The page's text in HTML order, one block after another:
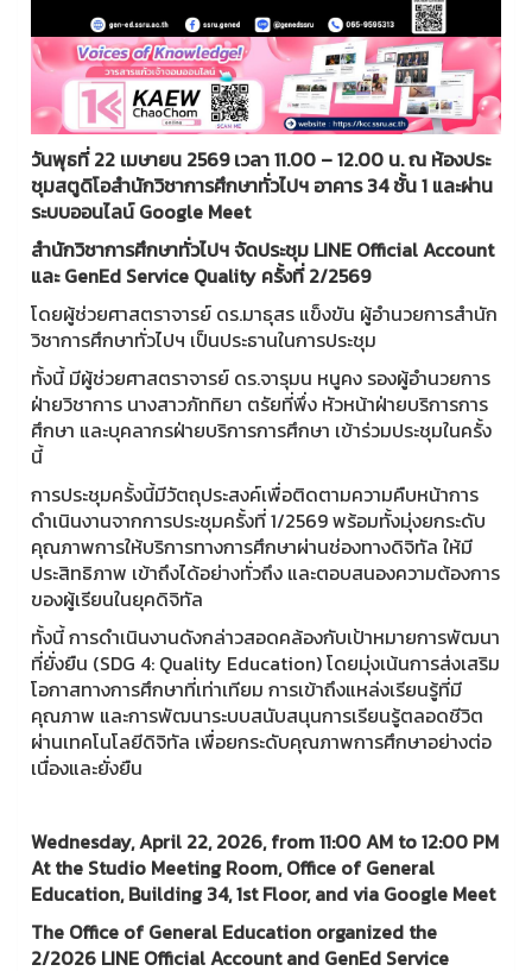
วันพุธที่ 22 เมษายน 2569 เวลา 11.00 – 12.00 น. ณ ห้องประ
ชุมสตูดิโอสำนักวิชาการศึกษาทั่วไปฯ อาคาร 34 ชั้น 1 และผ่าน
ระบบออนไลน์ Google Meet
สำนักวิชาการศึกษาทั่วไปฯ จัดประชุม LINE Official Account
และ GenEd Service Quality ครั้งที่ 2/2569
โดยผู้ช่วยศาสตราจารย์ ดร.มาธุสร แข็งขัน ผู้อำนวยการสำนัก
วิชาการศึกษาทั่วไปฯ เป็นประธานในการประชุม
ทั้งนี้ มีผู้ช่วยศาสตราจารย์ ดร.จารุมน หนูคง รองผู้อำนวยการ
ฝ่ายวิชาการ นางสาวภัททิยา ตรัยที่พึ่ง หัวหน้าฝ่ายบริการการ
ศึกษา และบุคลากรฝ่ายบริการการศึกษา เข้าร่วมประชุมในครั้ง
นี้
การประชุมครั้งนี้มีวัตถุประสงค์เพื่อติดตามความคืบหน้าการ
ดำเนินงานจากการประชุมครั้งที่ 1/2569 พร้อมทั้งมุ่งยกระดับ
คุณภาพการให้บริการทางการศึกษาผ่านช่องทางดิจิทัล ให้มี
ประสิทธิภาพ เข้าถึงได้อย่างทั่วถึง และตอบสนองความต้องการ
ของผู้เรียนในยุคดิจิทัล
ทั้งนี้ การดำเนินงานดังกล่าวสอดคล้องกับเป้าหมายการพัฒนา
ที่ยั่งยืน (SDG 4: Quality Education) โดยมุ่งเน้นการส่งเสริม
โอกาสทางการศึกษาที่เท่าเทียม การเข้าถึงแหล่งเรียนรู้ที่มี
คุณภาพ และการพัฒนาระบบสนับสนุนการเรียนรู้ตลอดชีวิต
ผ่านเทคโนโลยีดิจิทัล เพื่อยกระดับคุณภาพการศึกษาอย่างต่อ
เนื่องและยั่งยืน
Wednesday, April 22, 2026, from 11:00 AM to 12:00 PM
At the Studio Meeting Room, Office of General
Education, Building 34, 1st Floor, and via Google Meet
The Office of General Education organized the
2/2026 LINE Official Account and GenEd Service